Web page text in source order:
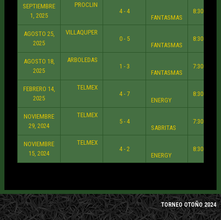
SEPTIEMBRE
1, 2025
PROCLIN
4 - 4
FANTASMAS
8:30 PM
AGOSTO 25,
2025
VILLAQUPER
0 - 5
FANTASMAS
8:30 PM
AGOSTO 18,
2025
ARBOLEDAS
1 - 3
FANTASMAS
7:30 PM
FEBRERO 14,
2025
TELMEX
4 - 7
ENERGY
8:30 PM
NOVIEMBRE
29, 2024
TELMEX
5 - 4
SABRITAS
7:30 PM
NOVIEMBRE
15, 2024
TELMEX
4 - 2
ENERGY
8:30 PM
TORNEO OTOÑO 2024